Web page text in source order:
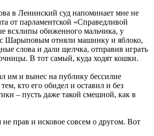
в Ленинский суд напоминает мне не
от парламентской «Справедливой
всхлипы обиженного мальчика, у
с Шарыповым отняли машинку и яблоко,
слова и дали щелчка, отправив играть
В тот самый, куда ходят кошки.
им и вынес на публику бессилие
кто его обидел и оставил и без
– пусть даже такой смешной, как в
прав и исковое совсем о другом. Вот